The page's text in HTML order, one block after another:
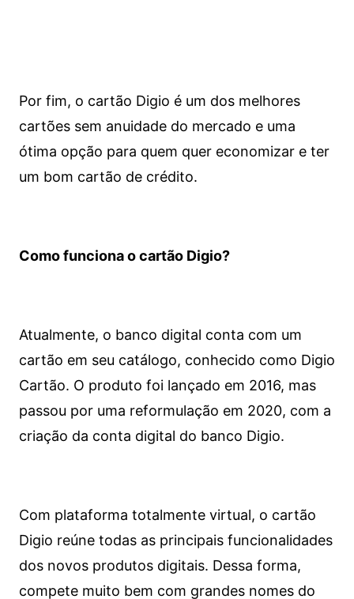
Por fim, o cartão Digio é um dos melhores
cartões sem anuidade do mercado e uma
ótima opção para quem quer economizar e ter
um bom cartão de crédito.
Como funciona o cartão Digio?
Atualmente, o banco digital conta com um
cartão em seu catálogo, conhecido como Digio
Cartão. O produto foi lançado em 2016, mas
passou por uma reformulação em 2020, com a
criação da conta digital do banco Digio.
Com plataforma totalmente virtual, o cartão
Digio reúne todas as principais funcionalidades
dos novos produtos digitais. Dessa forma,
compete muito bem com grandes nomes do